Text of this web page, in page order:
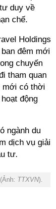
duy về
chế.
Holdings
đêm mới
chuyến
tham quan
mới có thời
động
ngành du
dịch vụ giải
tư.
TTXVN).